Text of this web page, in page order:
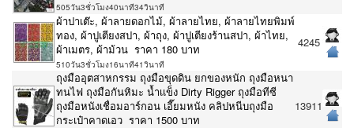
505วัน3ชั่วโมง40นาที34วินาที
ผ้าปาเต๊ะ, ผ้าลายดอกไม้, ผ้าลายไทย, ผ้าลายไทยพิมพ์
ทอง, ผ้าปูเตียงสปา, ผ้าถุง, ผ้าปูเตียงร้านสปา, ผ้าไทย,
ผ้าเมตร, ผ้าม้วน ราคา 180 บาท
510วัน3ชั่วโมง16นาที41วินาที
4245
ถุงมืออุตสาหกรรม ถุงมือขุดดิน ยกของหนัก ถุงมือหนา
ทนไฟ ถุงมือกันหิมะ น้ำเเข็ง Dirty Rigger ถุงมือทีซี
ถุงมือหนังเชื่อมอาร์กอน เอี๊ยมหนัง คลิปหนีบถุงมือ
กระเป๋าคาดเอว ราคา 1500 บาท
13911